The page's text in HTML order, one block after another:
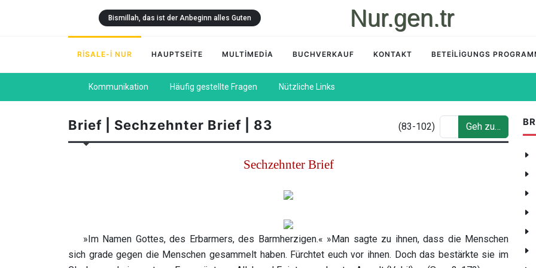
Nur.gen.tr
Bismillah, das ist der Anbeginn alles Guten
RİSALE-İ NUR HAUPTSEİTE MULTİMEDİA BUCHVERKAUF KONTAKT BETEİLİGUNGS
Kommunikation Häufig gestellte Fragen Nützliche Links
Brief | Sechzehnter Brief | 83 (83-102) Geh zu…
Sechzehnter Brief
»Im Namen Gottes, des Erbarmers, des Barmherzigen.« »Man sagte zu ihnen, dass die Menschen
sich grade gegen die Menschen gesammelt haben. Fürchtet euch vor ihnen. Doch das bestärkte sie im